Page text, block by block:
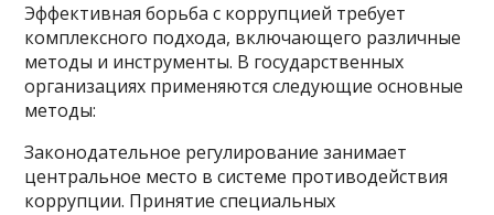
Эффективная борьба с коррупцией требует
комплексного подхода, включающего различные
методы и инструменты. В государственных
организациях применяются следующие основные
методы:
Законодательное регулирование занимает
центральное место в системе противодействия
коррупции. Принятие специальных